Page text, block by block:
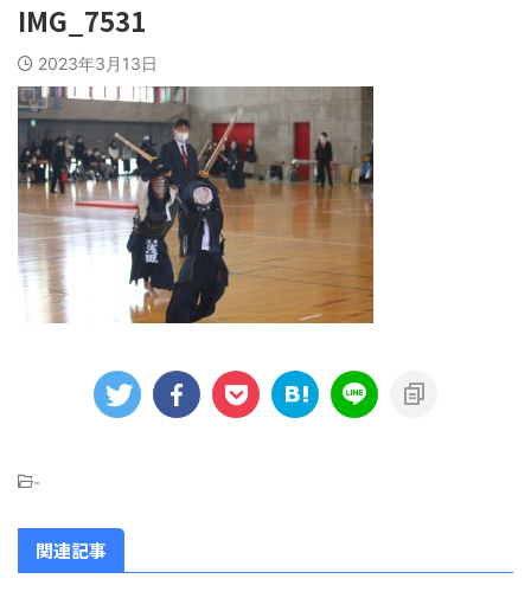
IMG_7531
2023年3月13日
-
関連記事